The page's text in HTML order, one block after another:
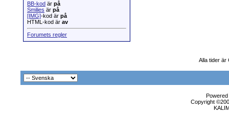
BB-kod är på
Smilies är på
[IMG]-kod är på
HTML-kod är av
Forumets regler
Alla tider är
Copyright